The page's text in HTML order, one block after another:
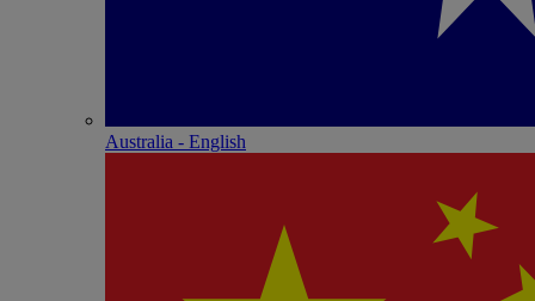
Australia - English